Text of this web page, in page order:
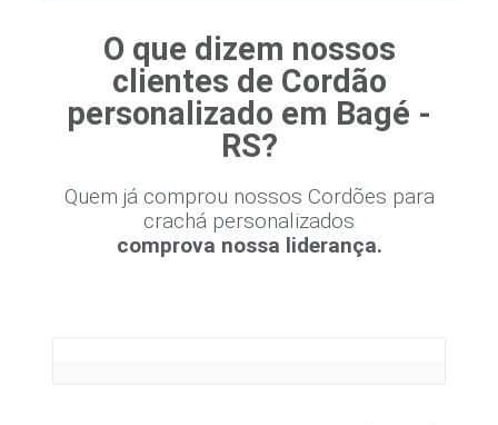
O que dizem nossos
clientes de Cordão
personalizado em Bagé -
RS?
Quem já comprou nossos Cordões para
crachá personalizados
comprova nossa liderança.